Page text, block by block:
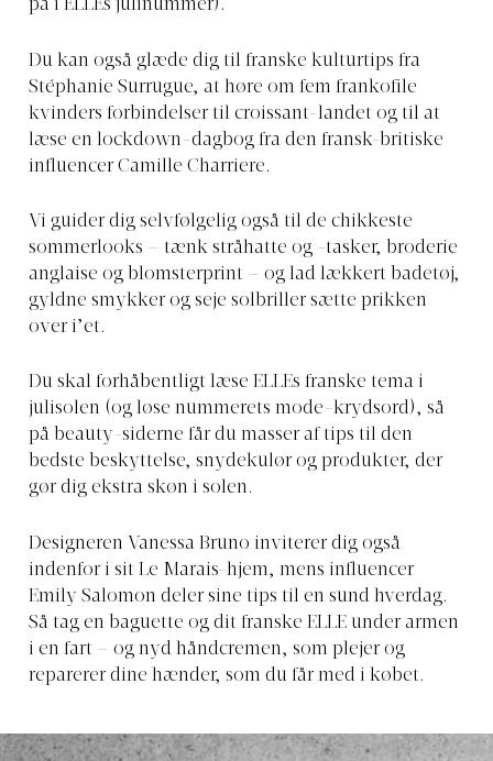
på i ELLEs julinummer).
Du kan også glæde dig til franske kulturtips fra
Stéphanie Surrugue, at høre om fem frankofile
kvinders forbindelser til croissant-landet og til at
læse en lockdown-dagbog fra den fransk-britiske
influencer Camille Charriere.
Vi guider dig selvfølgelig også til de chikkeste
sommerlooks – tænk stråhatte og -tasker, broderie
anglaise og blomsterprint – og lad lækkert badetøj,
gyldne smykker og seje solbriller sætte prikken
over i’et.
Du skal forhåbentligt læse ELLEs franske tema i
julisolen (og løse nummerets mode-krydsord), så
på beauty-siderne får du masser af tips til den
bedste beskyttelse, snydekulør og produkter, der
gør dig ekstra skøn i solen.
Designeren Vanessa Bruno inviterer dig også
indenfor i sit Le Marais-hjem, mens influencer
Emily Salomon deler sine tips til en sund hverdag.
Så tag en baguette og dit franske ELLE under armen
i en fart – og nyd håndcremen, som plejer og
reparerer dine hænder, som du får med i købet.